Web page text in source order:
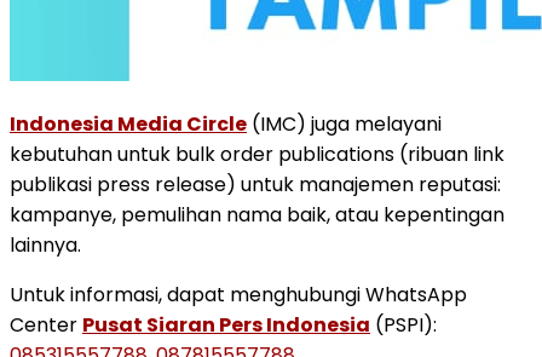
Indonesia Media Circle (IMC) juga melayani
kebutuhan untuk bulk order publications (ribuan link
publikasi press release) untuk manajemen reputasi:
kampanye, pemulihan nama baik, atau kepentingan
lainnya.
Untuk informasi, dapat menghubungi WhatsApp
Center Pusat Siaran Pers Indonesia (PSPI):